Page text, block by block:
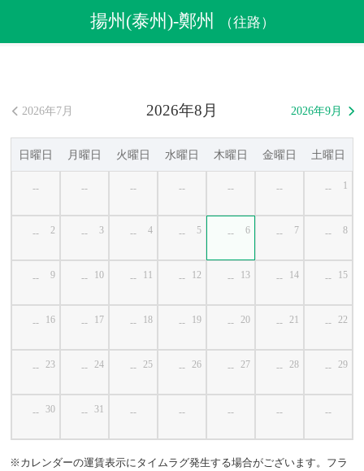
中国格安航空券
揚州(泰州)発鄭州行き格安航空券
揚州(泰州)-鄭州 （往路）
2026年8月
 2026年7月 2026年9月 
日曜日 月曜日 火曜日 水曜日 木曜日 金曜日 土曜日
-- -- -- -- -- -- -- 1
-- 2 -- 3 -- 4 -- 5 -- 6 -- 7 -- 8
-- 9 -- 10 -- 11 -- 12 -- 13 -- 14 -- 15
-- 16 -- 17 -- 18 -- 19 -- 20 -- 21 -- 22
-- 23 -- 24 -- 25 -- 26 -- 27 -- 28 -- 29
-- 30 -- 31 -- -- -- -- --
※カレンダーの運賃表示にタイムラグ発生する場合がございます。フラ